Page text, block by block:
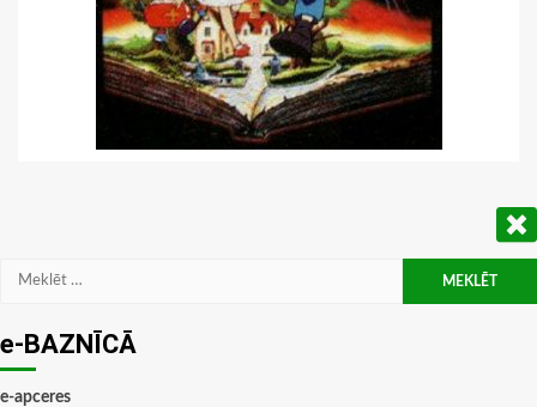
Meklēt:
e-BAZNĪCĀ
e-apceres